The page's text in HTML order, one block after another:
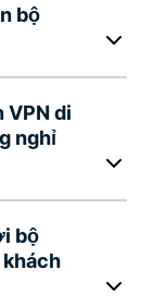
bộ
VPN di
nghỉ
bộ